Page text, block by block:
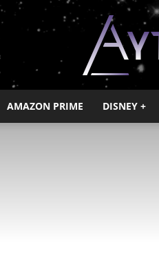
AMAZON PRIME DISNEY +